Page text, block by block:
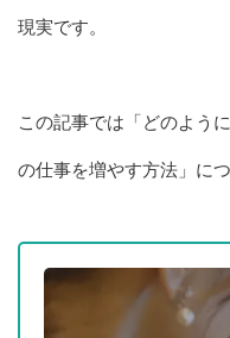
現実です。
この記事では「どのよう
の仕事を増やす方法」に